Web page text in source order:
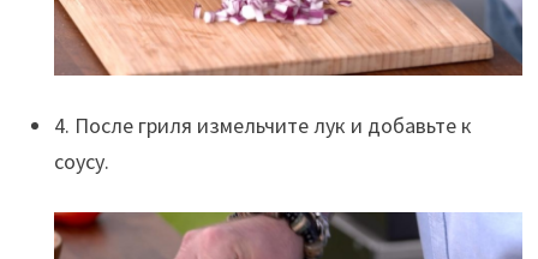
4. После гриля измельчите лук и добавьте к
соусу.